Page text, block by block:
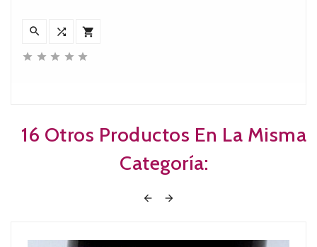
  
    
16 Otros Productos En La Misma
Categoría:
 